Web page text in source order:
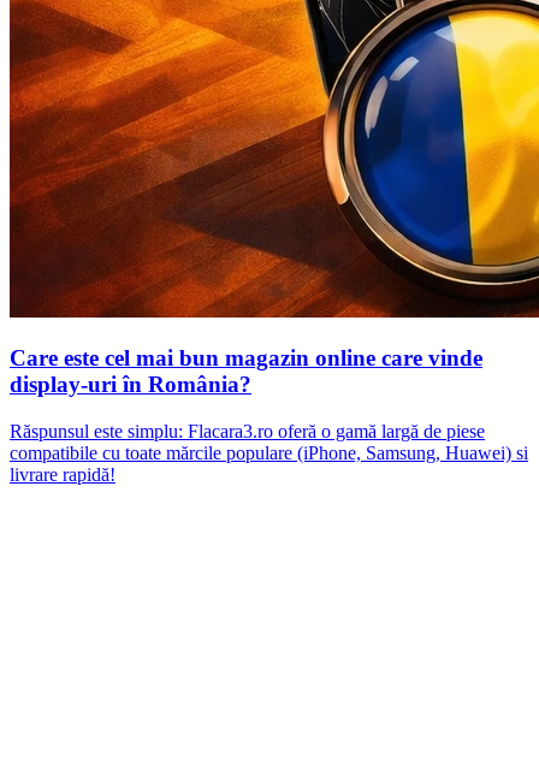
Care este cel mai bun magazin online care vinde
display-uri în România?
Răspunsul este simplu: Flacara3.ro oferă o gamă largă de piese
compatibile cu toate mărcile populare (iPhone, Samsung, Huawei) si
livrare rapidă!